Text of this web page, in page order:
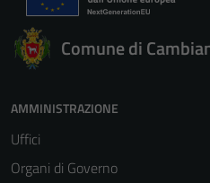
Comune di
AMMINISTRAZIONE
Uffici
Organi di Governo